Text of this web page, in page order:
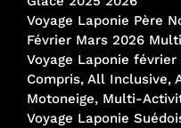
Voyage Laponie Père
Février Mars 2026
Voyage Laponie
Compris, All Inclusive,
Motoneige, Multi-
Voyage Laponie